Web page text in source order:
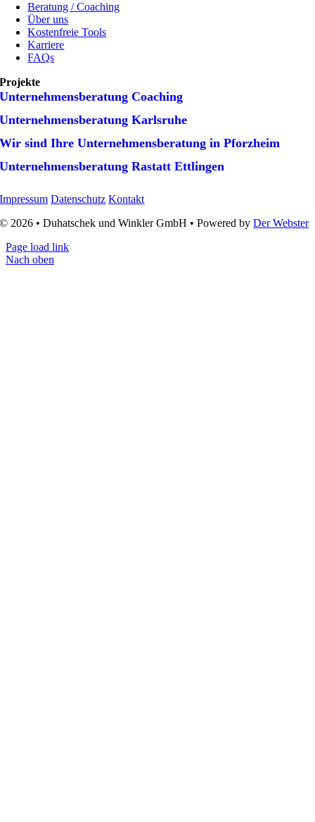
Beratung / Coaching
Über uns
Kostenfreie Tools
Karriere
FAQs
Projekte
Unternehmens­beratung Coaching
Unternehmens­beratung Karlsruhe
Wir sind Ihre Unternehmens­beratung in Pforzheim
Unternehmens­beratung Rastatt Ettlingen
Impressum Datenschutz Kontakt
© 2026 • Duhatschek und Winkler GmbH • Powered byDer Webster
Page load link
Nach oben